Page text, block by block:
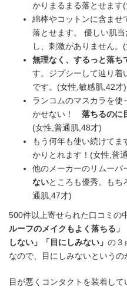
かりまるまる落とせます
綿棒やコットンに含ませ
落とせます。 優しい肌
し、刺激がありません。
無理なく、するっと落ち
す。ジプシーして辿り着
です。(女性,敏感肌,42才)
ランコムのマスカラを使
かせない！ 落ちるのに
(女性,普通肌,48才)
もう何年も使い続けてま
かりとれます！(女性,普
他のメーカーのリムーバ
ないところも優秀。もち
通肌,47才)
500件以上寄せられた口コミの
ルーフのメイクもよく落ちる
しない」「目にしみない」 の３
なので、目にしみないというの
目が悪くコンタクトを装着し